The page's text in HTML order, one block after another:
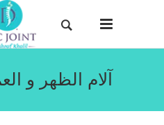
آلام الظهر و